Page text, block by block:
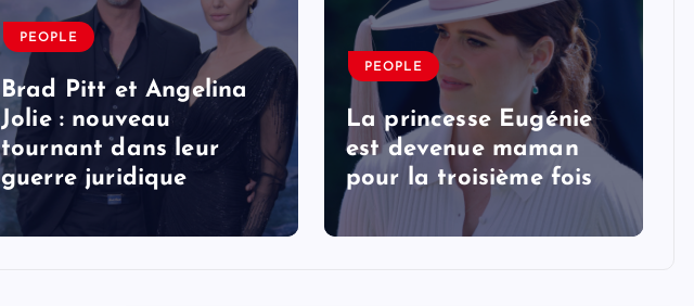
PEOPLE
Brad Pitt et Angelina
Jolie : nouveau
tournant dans leur
guerre juridique
PEOPLE
La princesse Eugénie
est devenue maman
pour la troisième fois